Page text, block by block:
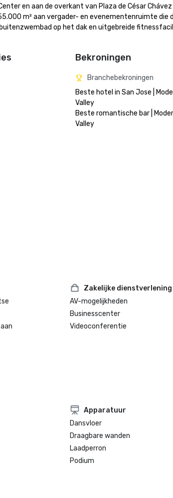
en aan de overkant van Plaza de César Chávez
m² aan vergader- en evenementenruimte die
op het dak en uitgebreide
Bekroningen
Branchebekroningen
Beste hotel in San Jose |
Valley
Beste romantische bar |
Zakelijke dienstverlening
AV-mogelijkheden
Businesscenter
Videoconferentie
Apparatuur
Dansvloer
Draagbare wanden
Laadperron
Podium